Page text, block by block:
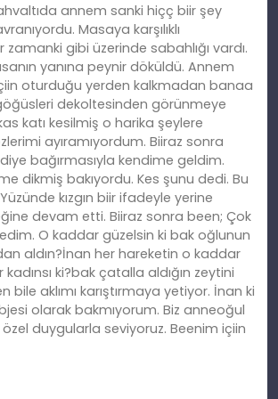
annem sanki hiçç biir şey
Masaya karşılıklı
gibi üzerinde sabahlığı vardı.
yanına peynir döküldü. Annem
oturduğu yerden kalkmadan banaa
dekoltesinden görünmeye
katı kesilmiş o harika şeylere
ayıramıyordum. Biiraz sonra
bağırmasıyla kendime geldim.
dikmiş bakıyordu. Kes şunu dedi. Bu
kızgın biir ifadeyle yerine
devam etti. Biiraz sonra been; Çok
O kaddar güzelsin ki bak oğlunun
aldın?İnan her hareketin o kaddar
ki?bak çatalla aldığın zeytini
bile aklımı karıştırmaya yetiyor. İnan ki
olarak bakmıyorum. Biz anneoğul
duygularla seviyoruz. Beenim içiin